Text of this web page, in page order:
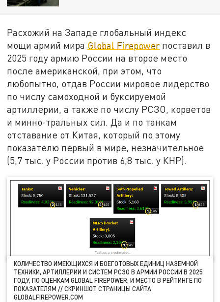
Расхожий на Западе глобальный индекс
мощи армий мира Global Firepower поставил в
2025 году армию России на второе место
после американской, при этом, что
любопытно, отдав России мировое лидерство
по числу самоходной и буксируемой
артиллерии, а также по числу РСЗО, корветов
и минно-тральных сил. Да и по танкам
отставание от Китая, который по этому
показателю первый в мире, незначительное
(5,7 тыс. у России против 6,8 тыс. у КНР).
КОЛИЧЕСТВО ИМЕЮЩИХСЯ И БОЕГОТОВЫХ ЕДИНИЦ НАЗЕМНОЙ
ТЕХНИКИ, АРТИЛЛЕРИИ И СИСТЕМ РСЗО В АРМИИ РОССИИ В 2025
ГОДУ, ПО ОЦЕНКАМ GLOBAL FIREPOWER, И МЕСТО В РЕЙТИНГЕ ПО
ПОКАЗАТЕЛЯМ // СКРИНШОТ СТРАНИЦЫ САЙТА
GLOBALFIREPOWER.COM